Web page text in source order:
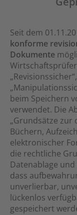
Seit dem
konforme
Dokumente
beim Speichern
verwendet. Die
„Grundsätze zur
Büchern,
elektronischer
die rechtliche
Datenablage
dass
unverlierbar,
lückenlos
gespeichert